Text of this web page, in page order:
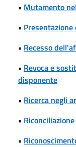
• Mutamento
•
• Recesso
• Revoca e
disponente
• Ricerca negli
•
•